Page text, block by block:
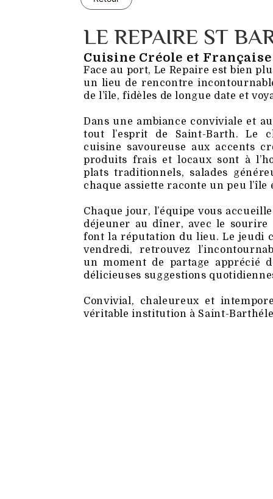
LE REPAIRE ST
Cuisine Créole et Française
Face au port, Le Repaire est bien
un lieu de rencontre
de l’île, fidèles de longue date et
Dans une ambiance conviviale et
tout l’esprit de Saint-Barth. Le
cuisine savoureuse aux accents
produits frais et locaux sont à
plats traditionnels, salades
chaque assiette raconte un peu l’île
Chaque jour, l’équipe vous
déjeuner au dîner, avec le
font la réputation du lieu. Le jeudi
vendredi, retrouvez
un moment de partage apprécié
délicieuses suggestions
Convivial, chaleureux et
véritable institution à Saint-